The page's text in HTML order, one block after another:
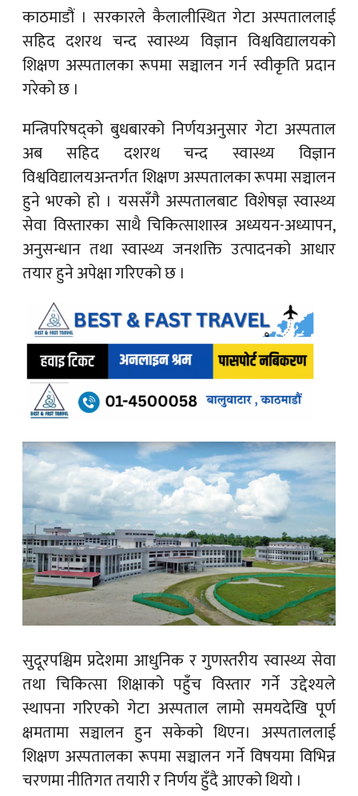
काठमाडौं । सरकारले कैलालीस्थित गेटा अस्पताललाई
सहिद दशरथ चन्द स्वास्थ्य विज्ञान विश्वविद्यालयको
शिक्षण अस्पतालका रूपमा सञ्चालन गर्न स्वीकृति प्रदान
गरेको छ ।
मन्त्रिपरिषद्को बुधबारको निर्णयअनुसार गेटा अस्पताल
अब सहिद दशरथ चन्द स्वास्थ्य विज्ञान
विश्वविद्यालयअन्तर्गत शिक्षण अस्पतालका रूपमा सञ्चालन
हुने भएको हो । यससँगै अस्पतालबाट विशेषज्ञ स्वास्थ्य
सेवा विस्तारका साथै चिकित्साशास्त्र अध्ययन-अध्यापन,
अनुसन्धान तथा स्वास्थ्य जनशक्ति उत्पादनको आधार
तयार हुने अपेक्षा गरिएको छ ।
सुदूरपश्चिम प्रदेशमा आधुनिक र गुणस्तरीय स्वास्थ्य सेवा
तथा चिकित्सा शिक्षाको पहुँच विस्तार गर्ने उद्देश्यले
स्थापना गरिएको गेटा अस्पताल लामो समयदेखि पूर्ण
क्षमतामा सञ्चालन हुन सकेको थिएन। अस्पताललाई
शिक्षण अस्पतालका रूपमा सञ्चालन गर्ने विषयमा विभिन्न
चरणमा नीतिगत तयारी र निर्णय हुँदै आएको थियो ।